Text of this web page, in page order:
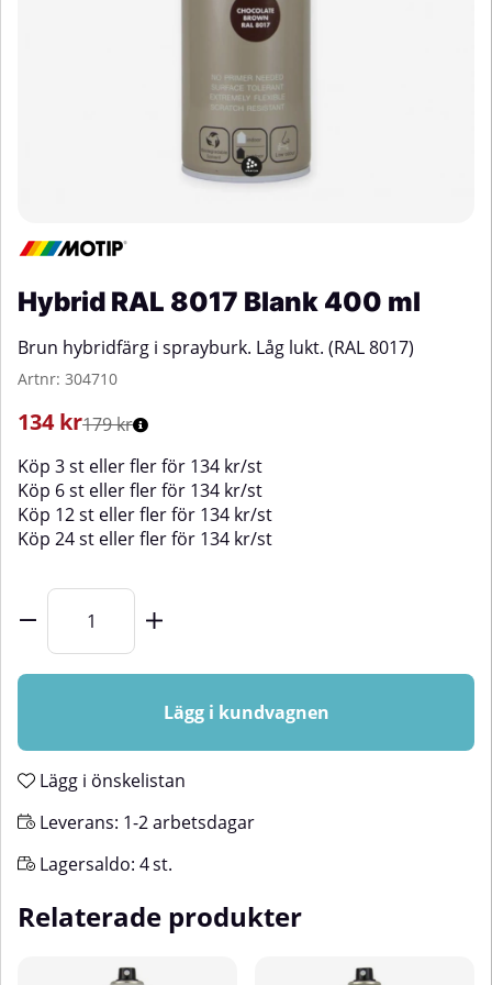
Hybrid RAL 8017 Blank 400 ml
Brun hybridfärg i sprayburk. Låg lukt. (RAL 8017)
Artnr: 304710
134kr179 kr
Köp 3 st eller fler för 134 kr/st
Köp 6 st eller fler för 134 kr/st
Köp 12 st eller fler för 134 kr/st
Köp 24 st eller fler för 134 kr/st
Lägg i kundvagnen
Lägg i önskelistan
Leverans: 1-2 arbetsdagar
Lagersaldo: 4st.
Relaterade produkter